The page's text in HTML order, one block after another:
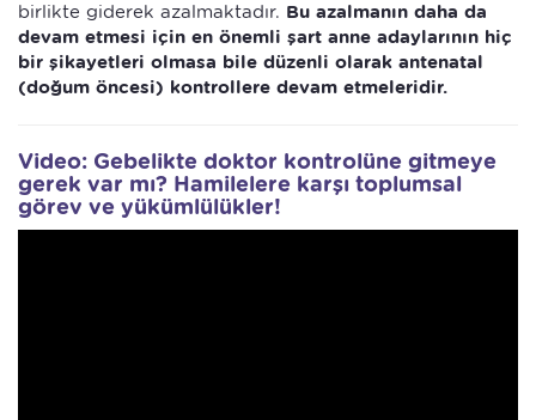
birlikte giderek azalmaktadır. Bu azalmanın daha da
devam etmesi için en önemli şart anne adaylarının hiç
bir şikayetleri olmasa bile düzenli olarak antenatal
(doğum öncesi) kontrollere devam etmeleridir.
Video: Gebelikte doktor kontrolüne gitmeye
gerek var mı? Hamilelere karşı toplumsal
görev ve yükümlülükler!